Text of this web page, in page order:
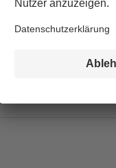
glänzt bei
Ärzte der
Peter Schäferhoff